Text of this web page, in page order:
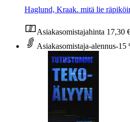
Haglund, Kraak. mitä lie
Asiakasomistajahinta 17,30
Asiakasomistaja-alennus-15